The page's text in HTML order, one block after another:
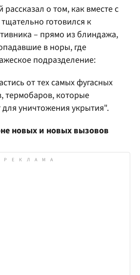
о том, как вместе с
готовился к
– прямо из блиндажа,
в норы, где
подразделение:
от тех самых фугасных
термобаров, которые
для уничтожения укрытия".
новых и новых вызовов